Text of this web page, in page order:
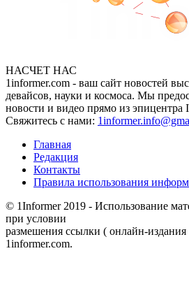
НАСЧЕТ НАС
1informer.com - ваш сайт новостей
девайсов, науки и космоса. Мы
новости и видео прямо из эпицентра
Свяжитесь с нами:
Главная
Редакция
Контакты
Правила использования
© 1Informer 2019 - Использование
при условии
размешения ссылки ( онлайн-
1informer.com.